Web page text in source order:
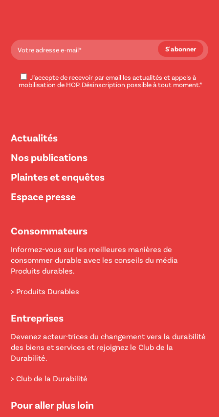
J’accepte de recevoir par email les actualités et appels à
mobilisation de HOP. Désinscription possible à tout moment.*
Actualités
Nos publications
Plaintes et enquêtes
Espace presse
Consommateurs
Informez-vous sur les meilleures manières de
consommer durable avec les conseils du média
Produits durables.
> Produits Durables
Entreprises
Devenez acteur·trices du changement vers la durabilité
des biens et services et rejoignez le Club de la
Durabilité.
> Club de la Durabilité
Pour aller plus loin